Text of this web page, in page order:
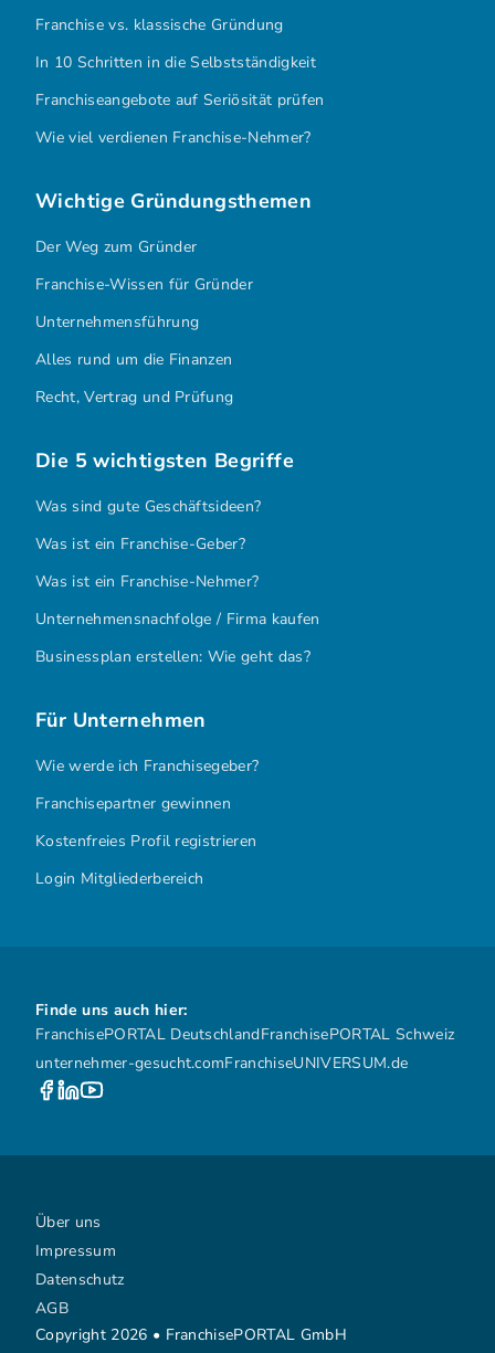
Franchise vs. klassische Gründung
In 10 Schritten in die Selbstständigkeit
Franchiseangebote auf Seriösität prüfen
Wie viel verdienen Franchise-Nehmer?
Wichtige Gründungsthemen
Der Weg zum Gründer
Franchise-Wissen für Gründer
Unternehmensführung
Alles rund um die Finanzen
Recht, Vertrag und Prüfung
Die 5 wichtigsten Begriffe
Was sind gute Geschäftsideen?
Was ist ein Franchise-Geber?
Was ist ein Franchise-Nehmer?
Unternehmensnachfolge / Firma kaufen
Businessplan erstellen: Wie geht das?
Für Unternehmen
Wie werde ich Franchisegeber?
Franchisepartner gewinnen
Kostenfreies Profil registrieren
Login Mitgliederbereich
Finde uns auch hier:
FranchisePORTAL DeutschlandFranchisePORTAL Schweiz
unternehmer-gesucht.comFranchiseUNIVERSUM.de
Copyright 2026 • FranchisePORTAL GmbH
Über uns
Impressum
Datenschutz
AGB